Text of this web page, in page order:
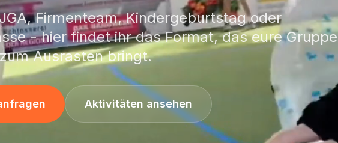
Firmenteam, Kindergeburtstag oder
- hier findet ihr das Format, das eure Gruppe
Ausrasten bringt.
Aktivitäten ansehen